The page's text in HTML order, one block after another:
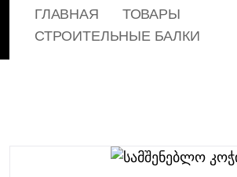
ГЛАВНАЯ
ТОВАРЫ
СТРОИТЕЛЬНЫЕ БАЛКИ